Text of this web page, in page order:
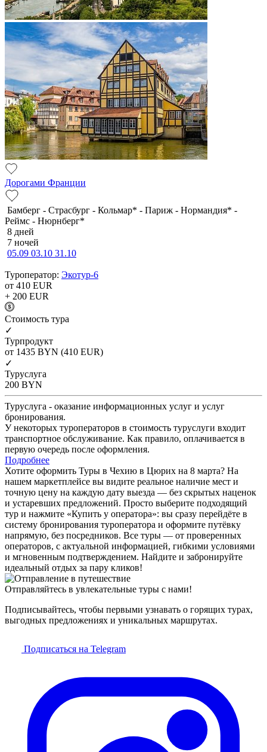
Дорогами Франции
Бамберг - Страсбург - Кольмар* - Париж - Нормандия* -
Реймс - Нюрнберг*
8 дней
7 ночей
05.09 03.10 31.10
Туроператор: Экотур-6
от 410 EUR
+ 200 EUR
Cтоимость тура
✓
Турпродукт
от 1435 BYN (410 EUR)
✓
Туруслуга
200 BYN
Туруслуга - оказание информационных услуг и услуг
бронирования.
У некоторых туроператоров в стоимость туруслуги входит
транспортное обслуживание. Как правило, оплачивается в
первую очередь после оформления.
Подробнее
Хотите оформить Туры в Чехию в Цюрих на 8 марта? На
нашем маркетплейсе вы видите реальное наличие мест и
точную цену на каждую дату выезда — без скрытых наценок
и устаревших предложений. Просто выберите подходящий
тур и нажмите «Купить у оператора»: вы сразу перейдёте в
систему бронирования туроператора и оформите путёвку
напрямую, без посредников. Все туры — от проверенных
операторов, с актуальной информацией, гибкими условиями
и мгновенным подтверждением. Найдите и забронируйте
идеальный отдых за пару кликов!
Отправляйтесь в увлекательные туры с нами!
Подписывайтесь, чтобы первыми узнавать о горящих турах,
выгодных предложениях и уникальных маршрутах.
Подписаться на Telegram